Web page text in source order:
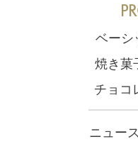
ベーシ
焼き菓
チョコ
ニュー